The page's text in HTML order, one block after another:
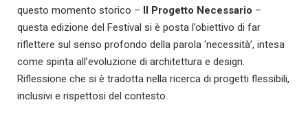
questo momento storico – Il Progetto Necessario –
questa edizione del Festival si è posta l’obiettivo di far
riflettere sul senso profondo della parola ‘necessità’, intesa
come spinta all’evoluzione di architettura e design.
Riflessione che si è tradotta nella ricerca di progetti flessibili,
inclusivi e rispettosi del contesto.